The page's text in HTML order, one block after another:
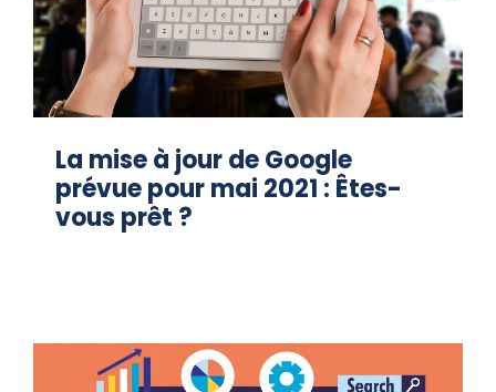
La mise à jour de Google
prévue pour mai 2021 : Êtes-
vous prêt ?